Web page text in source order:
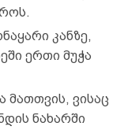
კანზე,
ერთი მუჭა
მათთვის, ვისაც
ნახარში